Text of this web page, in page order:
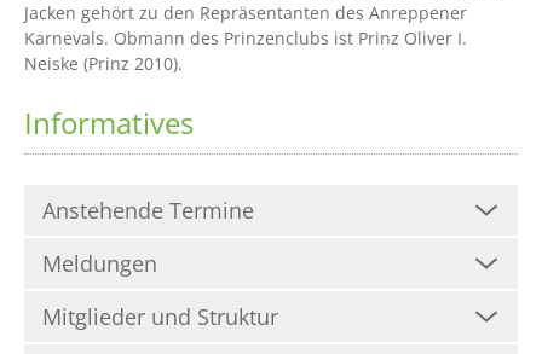
Jacken gehört zu den Repräsentanten des Anreppener
Karnevals. Obmann des Prinzenclubs ist Prinz Oliver I.
Neiske (Prinz 2010).
Informatives
Anstehende Termine
Meldungen
Mitglieder und Struktur